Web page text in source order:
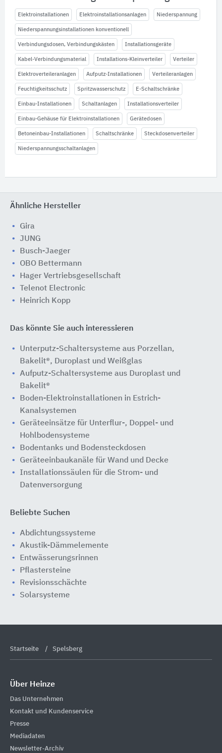
Elektroinstallationen Elektroinstallationsanlagen Niederspannung
Niederspannungsinstallationen konventionell
Verbindungsdosen, Verbindungskästen Installationsgeräte
Kabel-Verbindungsmaterial Installations-Kleinverteiler Verteiler
Elektroverteileranlagen Aufputz-Installationen Verteileranlagen
Feuchtigkeitsschutz Spritzwasserschutz E-Schaltschränke
Einbau-Installationen Schaltanlagen Installationsverteiler
Einbau-Gehäuse für Elektroinstallationen Gerätedosen
Betoneinbau-Installationen Schaltschränke Steckdosenverteiler
Niederspannungsschaltanlagen
Ähnliche Hersteller
Gira
JUNG
Busch-Jaeger
OBO Bettermann
Hager Vertriebsgesellschaft
Telenot Electronic
Heinrich Kopp
Das könnte Sie auch interessieren
Unterputz-Schaltersysteme aus Porzellan,
Bakelit®, Duroplast und Weißglas
Aufputz-Schaltersysteme aus Duroplast und
Bakelit®
Boden-Elektroinstallationen in Estrich-
Kanalsystemen
Geräteeinsätze für Unterflur-, Doppel- und
Hohlbodensysteme
Bodentanks und Bodensteckdosen
Geräteeinbaukanäle für Wand und Decke
Installationssäulen für die Strom- und
Datenversorgung
Beliebte Suchen
Abdichtungssysteme
Akustik-Dämmelemente
Entwässerungsrinnen
Pflastersteine
Revisionsschächte
Solarsysteme
Startseite Spelsberg
Über Heinze
Das Unternehmen
Kontakt und Kundenservice
Presse
Mediadaten
Newsletter-Archiv